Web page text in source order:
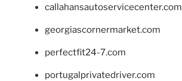
callahansautoservicecenter.com
georgiascornermarket.com
perfectfit24-7.com
portugalprivatedriver.com